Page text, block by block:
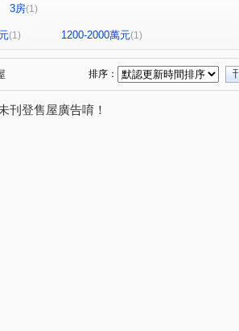
3房(1)
(1) 1200-2000萬元(1)
排序：
刊登售屋廣告唷！